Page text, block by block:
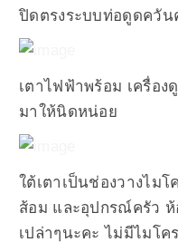
ปิดตรงระบบท่อดูดควัน
เตาไฟฟ้าพร้อม เครื่อง
มาให้นิดหน่อย
ใต้เตาเป็นช่องวางไม
ส้อม และอุปกรณ์ครัว ห้
เปล่าๆนะคะ ไม่มีไมโค